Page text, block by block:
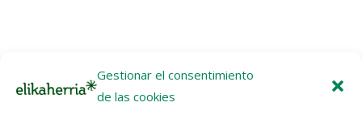
Gestionar el consentimiento
de las cookies